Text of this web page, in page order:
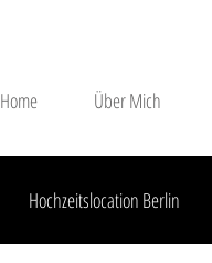
Home Über Mich
Hochzeitslocation Berlin